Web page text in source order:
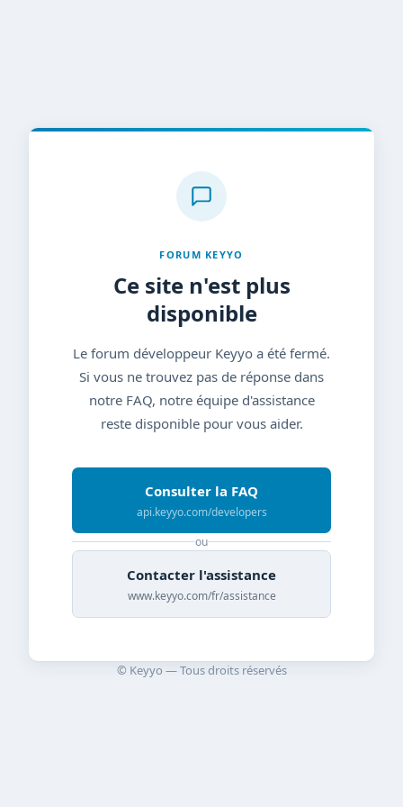
FORUM KEYYO
Ce site n'est plus
disponible
Le forum développeur Keyyo a été fermé.
Si vous ne trouvez pas de réponse dans
notre FAQ, notre équipe d'assistance
reste disponible pour vous aider.
Consulter la FAQ
api.keyyo.com/developers
ou
Contacter l'assistance
www.keyyo.com/fr/assistance
© Keyyo — Tous droits réservés